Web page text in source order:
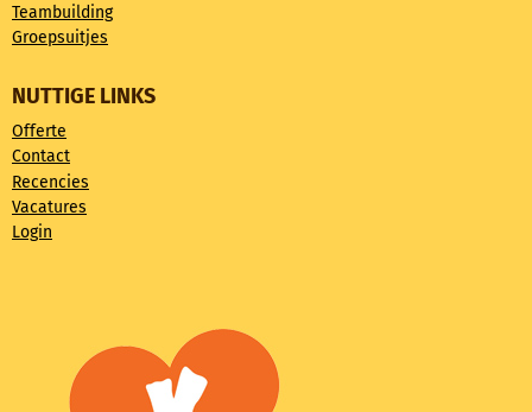
Teambuilding
Groepsuitjes
NUTTIGE LINKS
Offerte
Contact
Recencies
Vacatures
Login